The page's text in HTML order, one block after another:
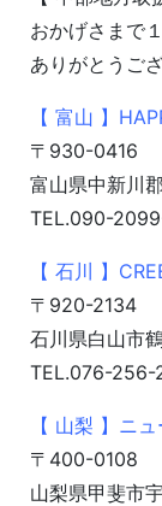
おかげさまで
ありがとうご
【 富山 】
〒930-0416
富山県中新川
TEL.090-
【 石川 】
〒920-2134
石川県白山市
TEL.076-256-
【 山梨 】ニ
〒400-0108
山梨県甲斐市